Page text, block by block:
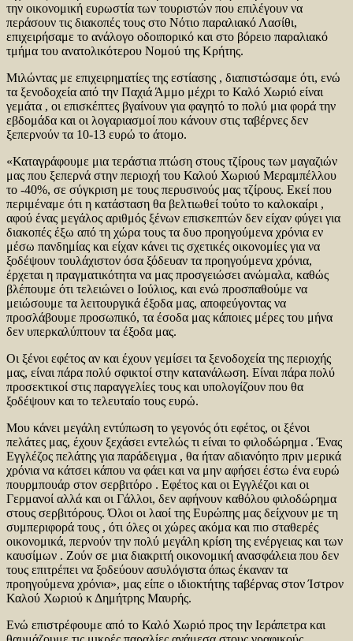
την οικονομική ευρωστία των τουριστών που επιλέγουν να
περάσουν τις διακοπές τους στο Νότιο παραλιακό Λασίθι,
επιχειρήσαμε το ανάλογο οδοιπορικό και στο βόρειο παραλιακό
τμήμα του ανατολικότερου Νομού της Κρήτης.
Μιλώντας με επιχειρηματίες της εστίασης , διαπιστώσαμε ότι, ενώ
τα ξενοδοχεία από την Παχιά Άμμο μέχρι το Καλό Χωριό είναι
γεμάτα , οι επισκέπτες βγαίνουν για φαγητό το πολύ μια φορά την
εβδομάδα και οι λογαριασμοί που κάνουν στις ταβέρνες δεν
ξεπερνούν τα 10-13 ευρώ το άτομο.
«Καταγράφουμε μια τεράστια πτώση στους τζίρους των μαγαζιών
μας που ξεπερνά στην περιοχή του Καλού Χωριού Μεραμπέλλου
το -40%, σε σύγκριση με τους περυσινούς μας τζίρους. Εκεί που
περιμέναμε ότι η κατάσταση θα βελτιωθεί τούτο το καλοκαίρι ,
αφού ένας μεγάλος αριθμός ξένων επισκεπτών δεν είχαν φύγει για
διακοπές έξω από τη χώρα τους τα δυο προηγούμενα χρόνια εν
μέσω πανδημίας και είχαν κάνει τις σχετικές οικονομίες για να
ξοδέψουν τουλάχιστον όσα ξόδευαν τα προηγούμενα χρόνια,
έρχεται η πραγματικότητα να μας προσγειώσει ανώμαλα, καθώς
βλέπουμε ότι τελειώνει ο Ιούλιος, και ενώ προσπαθούμε να
μειώσουμε τα λειτουργικά έξοδα μας, αποφεύγοντας να
προσλάβουμε προσωπικό, τα έσοδα μας κάποιες μέρες του μήνα
δεν υπερκαλύπτουν τα έξοδα μας.
Οι ξένοι εφέτος αν και έχουν γεμίσει τα ξενοδοχεία της περιοχής
μας, είναι πάρα πολύ σφικτοί στην κατανάλωση. Είναι πάρα πολύ
προσεκτικοί στις παραγγελίες τους και υπολογίζουν που θα
ξοδέψουν και το τελευταίο τους ευρώ.
Μου κάνει μεγάλη εντύπωση το γεγονός ότι εφέτος, οι ξένοι
πελάτες μας, έχουν ξεχάσει εντελώς τι είναι το φιλοδώρημα . Ένας
Εγγλέζος πελάτης για παράδειγμα , θα ήταν αδιανόητο πριν μερικά
χρόνια να κάτσει κάπου να φάει και να μην αφήσει έστω ένα ευρώ
πουρμπουάρ στον σερβιτόρο . Εφέτος και οι Εγγλέζοι και οι
Γερμανοί αλλά και οι Γάλλοι, δεν αφήνουν καθόλου φιλοδώρημα
στους σερβιτόρους. Όλοι οι λαοί της Ευρώπης μας δείχνουν με τη
συμπεριφορά τους , ότι όλες οι χώρες ακόμα και πιο σταθερές
οικονομικά, περνούν την πολύ μεγάλη κρίση της ενέργειας και των
καυσίμων . Ζούν σε μια διακριτή οικονομική ανασφάλεια που δεν
τους επιτρέπει να ξοδεύουν ασυλόγιστα όπως έκαναν τα
προηγούμενα χρόνια», μας είπε ο ιδιοκτήτης ταβέρνας στον Ίστρον
Καλού Χωριού κ Δημήτρης Μαυρής.
Ενώ επιστρέφουμε από το Καλό Χωριό προς την Ιεράπετρα και